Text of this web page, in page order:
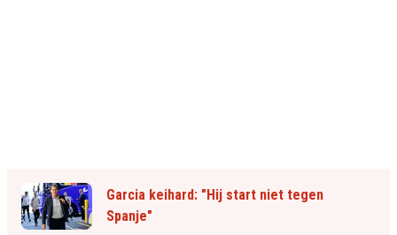
Garcia keihard: "Hij start niet tegen
Spanje"